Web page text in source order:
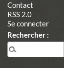
Contact
RSS 2.0
Se connecter
Rechercher :